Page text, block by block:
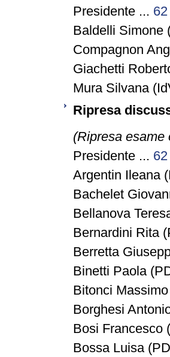
Presidente ... 62
Baldelli Simone
Compagnon
Giachetti
Mura Silvana
Ripresa
(Ripresa esame
Presidente ... 62
Argentin Ileana
Bachelet
Bellanova
Bernardini Rita
Berretta
Binetti Paola
Bitonci
Borghesi
Bosi Francesco
Bossa Luisa